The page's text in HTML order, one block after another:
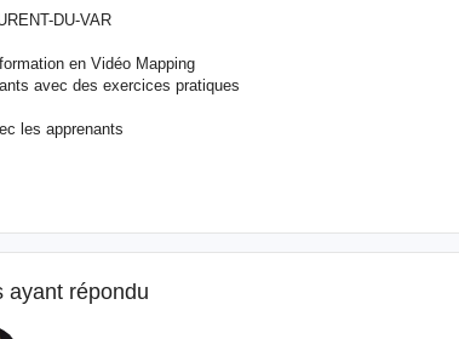
DU-VAR
en Vidéo Mapping
avec des exercices pratiques
les apprenants
ayant répondu